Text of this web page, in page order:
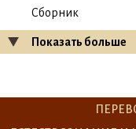
Сборник
Показать больше